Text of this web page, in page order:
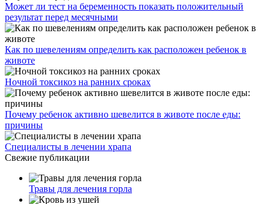
Может ли тест на беременность показать положительный
результат перед месячными
Как по шевелениям определить как расположен ребенок в
животе
Ночной токсикоз на ранних сроках
Почему ребенок активно шевелится в животе после еды:
причины
Специалисты в лечении храпа
Свежие публикации
Травы для лечения горла